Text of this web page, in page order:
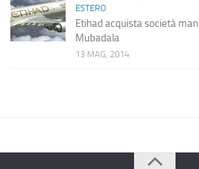
ESTERO
Etihad acquista società
Mubadala
13 MAG, 2014